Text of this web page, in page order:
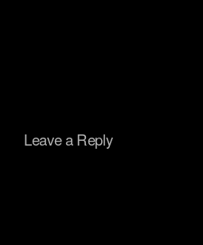
Leave a Reply